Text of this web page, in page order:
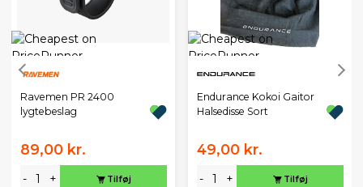
Ravemen PR 2400
lygtebeslag
89,00 kr.
- + Tilføj
Endurance Kokoi Gaitor
Halsedisse Sort
49,00 kr.
- + Tilføj